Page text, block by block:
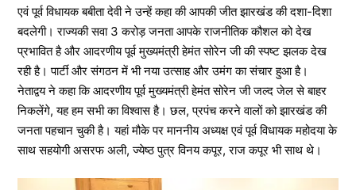
एवं पूर्व विधायक बबीता देवी ने उन्हें कहा की आपकी जीत झारखंड की दशा-दिशा
बदलेगी। राज्यकी सवा 3 करोड़ जनता आपके राजनीतिक कौशल को देख
प्रभावित है और आदरणीय पूर्व मुख्यमंत्री हेमंत सोरेन जी की स्पष्ट झलक देख
रही है। पार्टी और संगठन में भी नया उत्साह और उमंग का संचार हुआ है।
नेताद्वय ने कहा कि आदरणीय पूर्व मुख्यमंत्री हेमंत सोरेन जी जल्द जेल से बाहर
निकलेंगे, यह हम सभी का विश्वास है। छल, प्रपंच करने वालों को झारखंड की
जनता पहचान चुकी है। यहां मौके पर माननीय अध्यक्ष एवं पूर्व विधायक महोदया के
साथ सहयोगी असरफ अली, ज्येष्ठ पुत्र विनय कपूर, राज कपूर भी साथ थे।